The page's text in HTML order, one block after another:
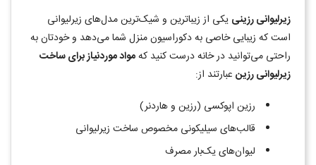
زیرلیوانی رزینی یکی از زیباترین و شیک‌ترین مدل‌های زیرلیوانی
است که زیبایی خاصی به دکوراسیون منزل شما می‌دهد و خودتان به
راحتی می‌توانید در خانه درست کنید کهمواد موردنیاز برای ساخت
زیرلیوانی رزین عبارتند از:
رزین اپوکسی (رزین و هاردنر)
قالب‌های سیلیکونی مخصوص ساخت زیرلیوانی
لیوان‌های یک‌بار مصرف